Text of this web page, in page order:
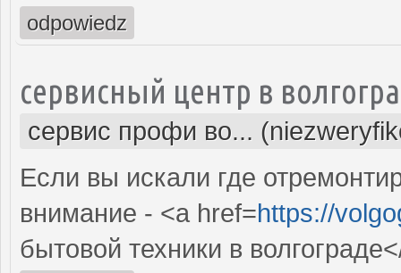
odpowiedz
сервисный центр в
сервис профи во...
Если вы искали где
внимание - <a href=https://
бытовой техники в